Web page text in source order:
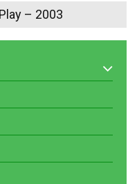
– 2003